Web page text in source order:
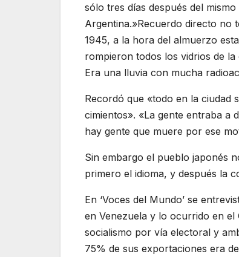
sólo tres días después del
Argentina.»Recuerdo directo no
1945, a la hora del almuerzo
rompieron todos los vidrios de
Era una lluvia con mucha
Recordó que «todo en la ciudad
cimientos». «La gente entraba a
hay gente que muere por ese
Sin embargo el pueblo japonés
primero el idioma, y después la
En ‘Voces del Mundo’ se
en Venezuela y lo ocurrido en el
socialismo por vía electoral y
75% de sus exportaciones era